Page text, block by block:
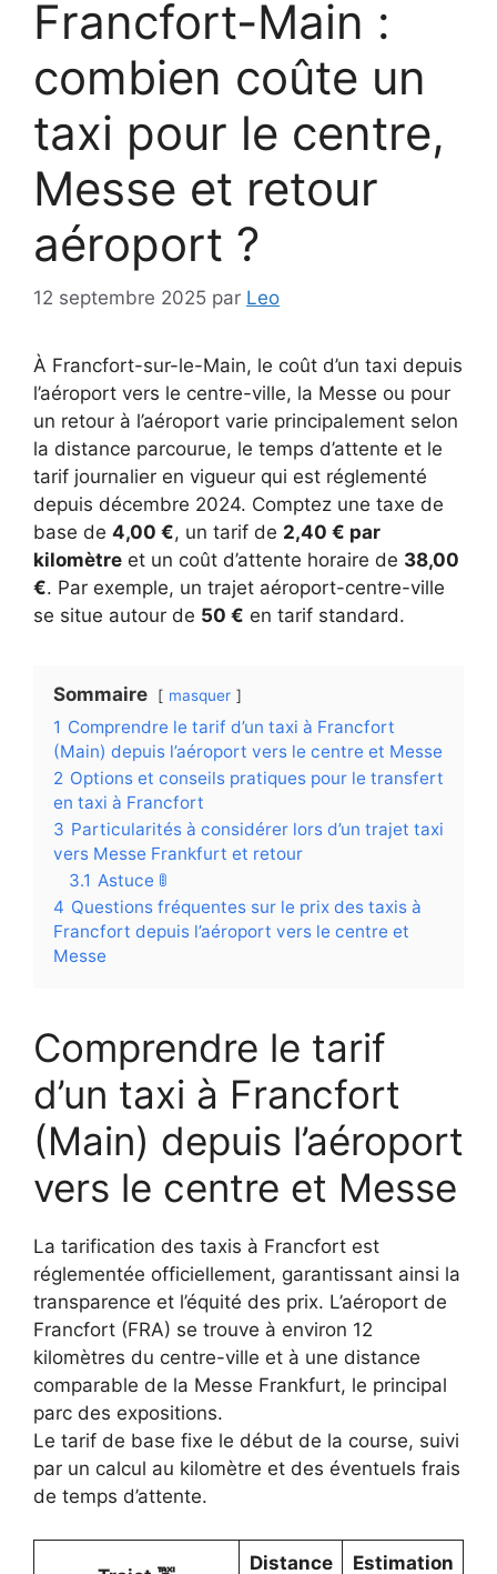
Francfort-Main :
combien coûte un
taxi pour le centre,
Messe et retour
aéroport ?
12 septembre 2025 par Leo
À Francfort-sur-le-Main, le coût d’un taxi depuis
l’aéroport vers le centre-ville, la Messe ou pour
un retour à l’aéroport varie principalement selon
la distance parcourue, le temps d’attente et le
tarif journalier en vigueur qui est réglementé
depuis décembre 2024. Comptez une taxe de
base de 4,00 €, un tarif de 2,40 € par
kilomètre et un coût d’attente horaire de 38,00
€. Par exemple, un trajet aéroport-centre-ville
se situe autour de 50 € en tarif standard.
Sommaire masquer
1 Comprendre le tarif d’un taxi à Francfort
(Main) depuis l’aéroport vers le centre et Messe
2 Options et conseils pratiques pour le transfert
en taxi à Francfort
3 Particularités à considérer lors d’un trajet taxi
vers Messe Frankfurt et retour
3.1 Astuce 🚦
4 Questions fréquentes sur le prix des taxis à
Francfort depuis l’aéroport vers le centre et
Messe
Comprendre le tarif
d’un taxi à Francfort
(Main) depuis l’aéroport
vers le centre et Messe
La tarification des taxis à Francfort est
réglementée officiellement, garantissant ainsi la
transparence et l’équité des prix. L’aéroport de
Francfort (FRA) se trouve à environ 12
kilomètres du centre-ville et à une distance
comparable de la Messe Frankfurt, le principal
parc des expositions.
Le tarif de base fixe le début de la course, suivi
par un calcul au kilomètre et des éventuels frais
de temps d’attente.
Distance
Estimation